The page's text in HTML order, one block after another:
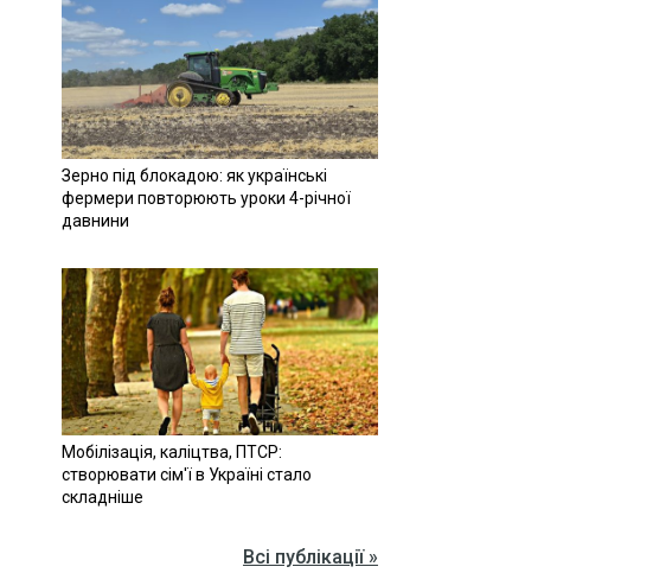
Зерно під блокадою: як українські
фермери повторюють уроки 4-річної
давнини
Мобілізація, каліцтва, ПТСР:
створювати сім'ї в Україні стало
складніше
Всі публікації »